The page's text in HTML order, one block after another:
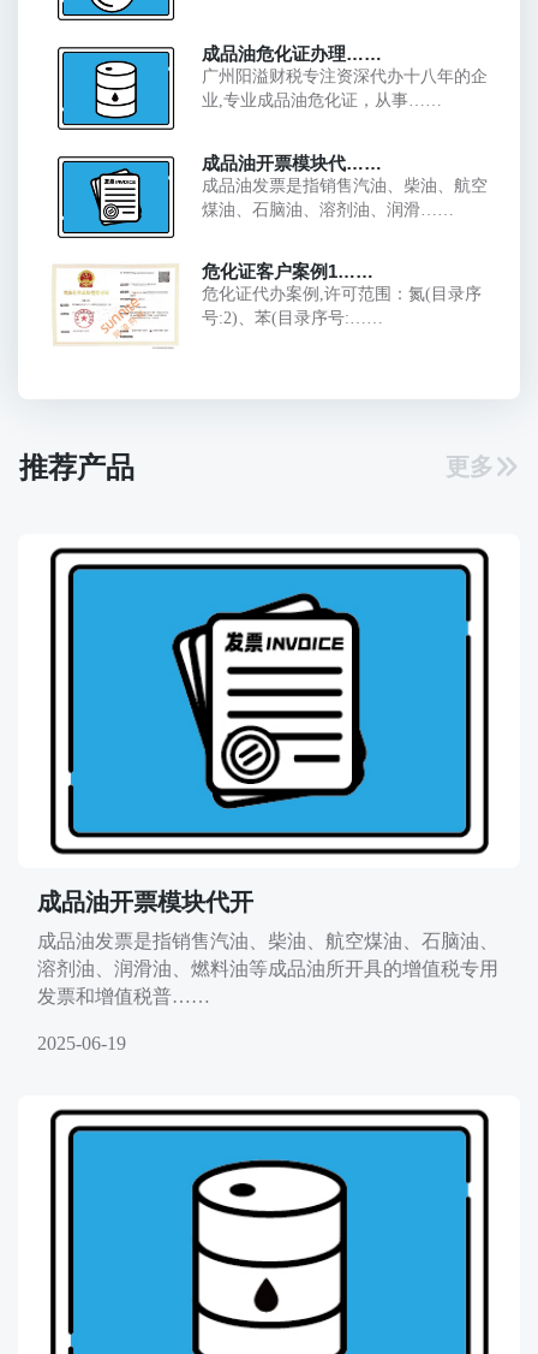
成品油危化证办理……
广州阳溢财税专注资深代办十八年的企
业,专业成品油危化证，从事……
成品油开票模块代……
成品油发票是指销售汽油、柴油、航空
煤油、石脑油、溶剂油、润滑……
危化证客户案例1……
危化证代办案例,许可范围：氮(目录序
号:2)、苯(目录序号:……
推荐产品 更多
成品油开票模块代开
成品油发票是指销售汽油、柴油、航空煤油、石脑油、
溶剂油、润滑油、燃料油等成品油所开具的增值税专用
发票和增值税普……
2025-06-19